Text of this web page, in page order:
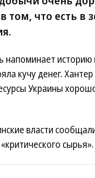
том, что есть в
напоминает
кучу денег.
Украины
власти
сырья».